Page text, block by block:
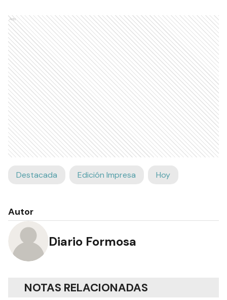
Ads
Destacada Edición Impresa Hoy
Autor
Diario Formosa
NOTAS RELACIONADAS